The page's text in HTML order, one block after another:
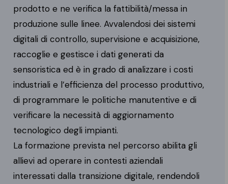
prodotto e ne verifica la fattibilità/messa in
produzione sulle linee. Avvalendosi dei sistemi
digitali di controllo, supervisione e acquisizione,
raccoglie e gestisce i dati generati da
sensoristica ed è in grado di analizzare i costi
industriali e l’efficienza del processo produttivo,
di programmare le politiche manutentive e di
verificare la necessità di aggiornamento
tecnologico degli impianti.
La formazione prevista nel percorso abilita gli
allievi ad operare in contesti aziendali
interessati dalla transizione digitale, rendendoli